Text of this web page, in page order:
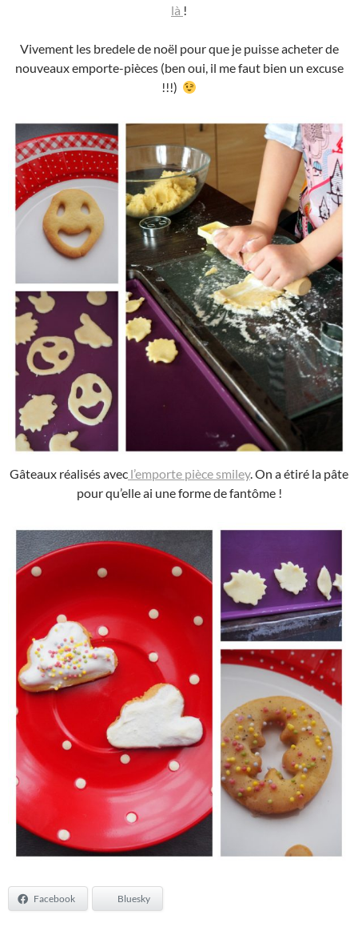
là !
Vivement les bredele de noël pour que je puisse acheter de
nouveaux emporte-pièces (ben oui, il me faut bien un excuse
!!!)
Gâteaux réalisés avec l’emporte pièce smiley. On a étiré la pâte
pour qu’elle ai une forme de fantôme !
Facebook Bluesky